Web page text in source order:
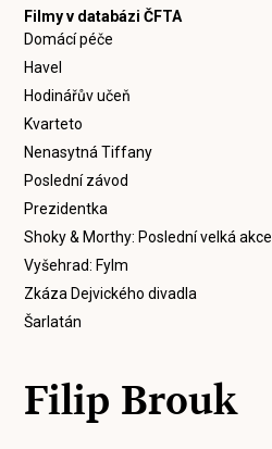
Filmy v databázi ČFTA
Domácí péče
Havel
Hodinářův učeň
Kvarteto
Nenasytná Tiffany
Poslední závod
Prezidentka
Shoky & Morthy: Poslední velká akce
Vyšehrad: Fylm
Zkáza Dejvického divadla
Šarlatán
Filip Brouk